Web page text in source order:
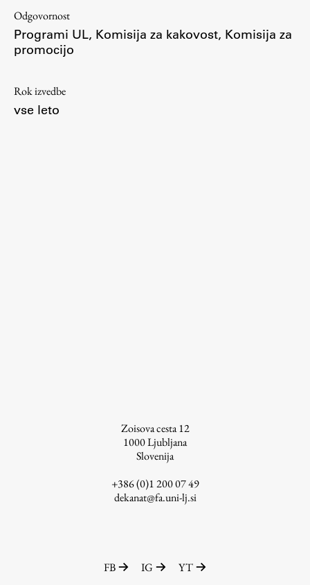
Odgovornost
Programi UL, Komisija za kakovost, Komisija za
promocijo
Rok izvedbe
vse leto
Zoisova cesta 12
1000Ljubljana
Slovenija
+386 (0)1 200 07 49
dekanat@fa.uni-lj.si
FB IG YT